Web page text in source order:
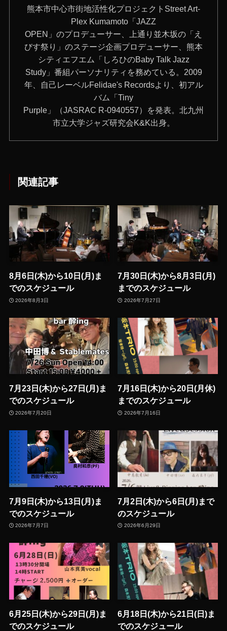
‪熊本市中心市街地活性化プロジェクトStreet Art-
Plex Kumamoto「JAZZ‬
OPEN」のプロデューサー、上通り並木坂の「え
びす祭り」のステージ企画プロデューサー、熊本
シティエフエム「しろひのBaby Talk Jazz
Study」番組パーソナリティを務めている。2009
年、自己レーベルFelidae's Recordsより、初アル
バム「Tiny
Purple」（JASRAC R-0940557）を発表。北九州
市立大学ジャズ研究会K&K出身。
関連記事
8月6日(木)から10日(月)ま
でのスケジュール
2026年8月3日
7月30日(木)から8月3日(月)
までのスケジュール
2026年7月27日
7月23日(木)から27日(月)ま
でのスケジュール
2026年7月20日
7月16日(木)から20日(月休)
までのスケジュール
2026年7月16日
7月9日(木)から13日(月)ま
でのスケジュール
2026年7月7日
7月2日(木)から6日(月)まで
のスケジュール
2026年6月29日
6月25日(木)から29日(月)ま
でのスケジュール
6月18日(木)から21日(日)ま
でのスケジュール